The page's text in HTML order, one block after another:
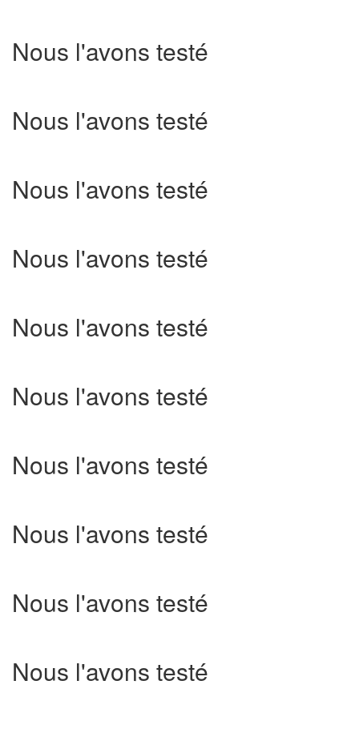
Nous l'avons testé
Nous l'avons testé
Nous l'avons testé
Nous l'avons testé
Nous l'avons testé
Nous l'avons testé
Nous l'avons testé
Nous l'avons testé
Nous l'avons testé
Nous l'avons testé